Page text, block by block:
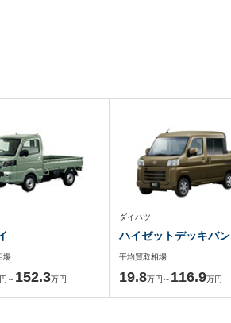
場
～ 152.3万円
ダイハツ
ハイゼットデッキバン
平均買取相場
19.8万円～ 116.9万円